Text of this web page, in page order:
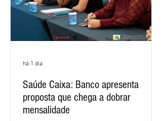
Saúde Caixa: Banco apresenta
proposta que chega a dobrar
mensalidade
há 1 dia